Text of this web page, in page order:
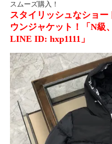
スムーズ購入！
スタイリッシュなショ
ウンジャケット！「N級
LINE ID: hxp1111」